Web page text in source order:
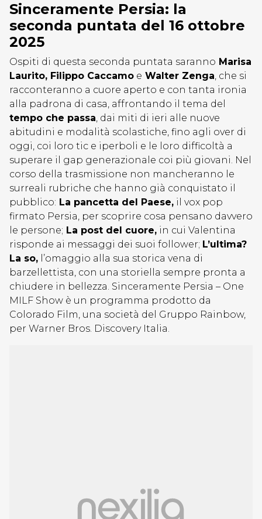
Sinceramente Persia: la
seconda puntata del 16 ottobre
2025
Ospiti di questa seconda puntata saranno Marisa
Laurito, Filippo Caccamo e Walter Zenga, che si
racconteranno a cuore aperto e con tanta ironia
alla padrona di casa, affrontando il tema del
tempo che passa, dai miti di ieri alle nuove
abitudini e modalità scolastiche, fino agli over di
oggi, coi loro tic e iperboli e le loro difficoltà a
superare il gap generazionale coi più giovani. Nel
corso della trasmissione non mancheranno le
surreali rubriche che hanno già conquistato il
pubblico: La pancetta del Paese, il vox pop
firmato Persia, per scoprire cosa pensano davvero
le persone; La post del cuore, in cui Valentina
risponde ai messaggi dei suoi follower; L’ultima?
La so, l’omaggio alla sua storica vena di
barzellettista, con una storiella sempre pronta a
chiudere in bellezza. Sinceramente Persia – One
MILF Show è un programma prodotto da
Colorado Film, una società del Gruppo Rainbow,
per Warner Bros. Discovery Italia.